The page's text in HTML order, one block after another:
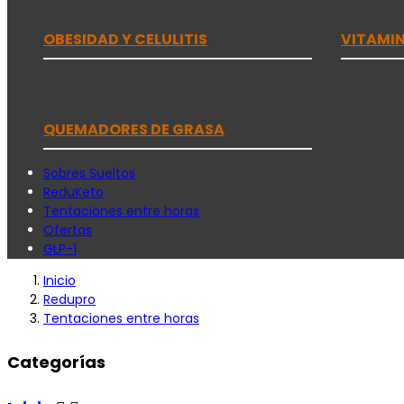
OBESIDAD Y CELULITIS
QUEMADORES DE GRASA
Sobres Sueltos
ReduKeto
Tentaciones entre horas
Ofertas
GLP-1
Inicio
Redupro
Tentaciones entre horas
Categorías